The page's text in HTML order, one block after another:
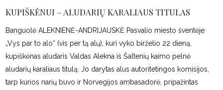
KUPIŠKĖNUI – ALUDARIŲ KARALIAUS TITULAS
Banguolė ALEKNIENĖ-ANDRIJAUSKĖ Pasvalio miesto šventėje
„Vys par to alo“ (vis per tą alų), kuri vyko birželio 22 dieną,
kupiškėnas aludaris Valdas Alekna iš Šaltenių kaimo pelnė
aludarių karaliaus titulą. Jo darytas alus autoritetingos komisijos,
tarp kurios narių buvo ir Norvegijos ambasadorė, pripažintas